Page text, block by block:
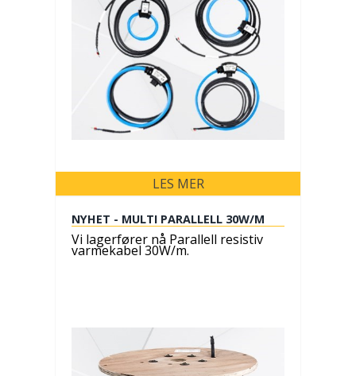
LES MER
NYHET - MULTI PARALLELL 30W/M
Vi lagerfører nå Parallell resistiv
varmekabel 30W/m.